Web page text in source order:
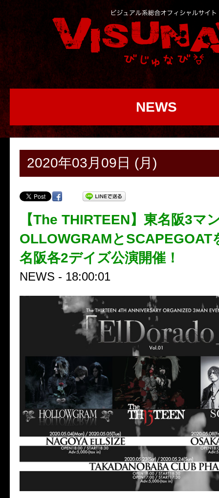
NEWS
2020年03月09日 (月)
【The THIRTEEN】東名阪3マ
OLLOWGRAMとSCAPEGOAT
名阪各2デイズ公演開催！
NEWS - 18:00:01